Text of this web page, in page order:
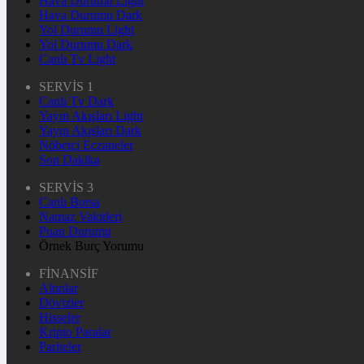
Hava Durumu Dark
Yol Durumu Light
Yol Durumu Dark
Canlı Tv Light
SERVİS 1
Canlı Tv Dark
Yayın Akışları Light
Yayın Akışları Dark
Nöbetçi Eczaneler
Son Dakika
SERVİS 3
Canlı Borsa
Namaz Vakitleri
Puan Durumu
Örnek Burç Yorumu
FİNANSİF
Altınlar
Dövizler
Hisseler
Kripto Paralar
Pariteler